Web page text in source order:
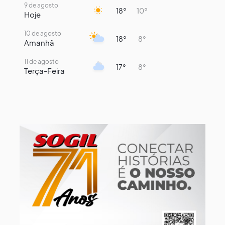
9 de agosto
Hoje 18° 10°
10 de agosto
Amanhã 18° 8°
11 de agosto
Terça-Feira 17° 8°
14 de agosto
Sexta-Feira 17° 16°
15 de agosto
Sábado 21° 16°